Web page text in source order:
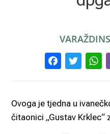
Ovoga je tjedna u
čitaonici „Gustav Krklec“